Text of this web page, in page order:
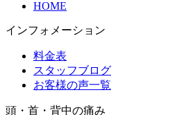
HOME
インフォメーション
料金表
スタッフブログ
お客様の声一覧
頭・首・背中の痛み